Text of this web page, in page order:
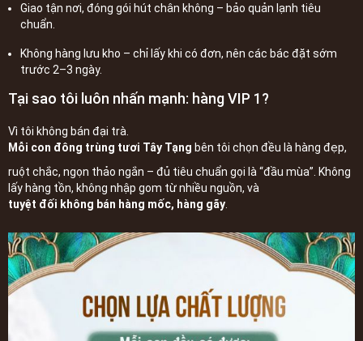
Giao tận nơi, đóng gói hút chân không – bảo quản lạnh tiêu
chuẩn.
Không hàng lưu kho – chỉ lấy khi có đơn, nên các bác đặt sớm
trước 2–3 ngày.
Tại sao tôi luôn nhấn mạnh: hàng VIP 1?
Vì tôi không bán đại trà.
Mỗi con đông trùng tươi Tây Tạng bên tôi chọn đều là hàng đẹp,
ruột chắc, ngọn thảo ngắn – đủ tiêu chuẩn gọi là “đầu mùa”. Không
lấy hàng tồn, không nhập gom từ nhiều nguồn, và
tuyệt đối không bán hàng mốc, hàng gãy